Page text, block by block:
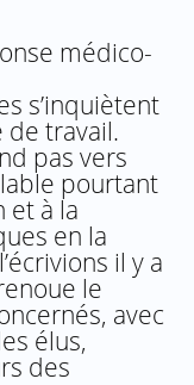
médico-
s’inquiètent
de travail.
pas vers
pourtant
et à la
en la
il y a
le
avec
élus,
des